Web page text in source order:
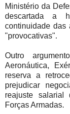
Ministério da
descartada a
continuidade das
"provocativas".
Outro
Aeronáutica,
reserva a
prejudicar
reajuste salarial
Forças Armadas.